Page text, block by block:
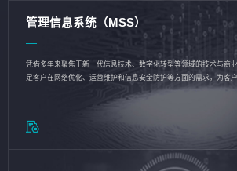
管理信息系统（MSS）
凭借多年来聚焦于新一代信息技术、数字化转型等领域的技术与商
足客户在网络优化、运营维护和信息安全防护等方面的需求，为客